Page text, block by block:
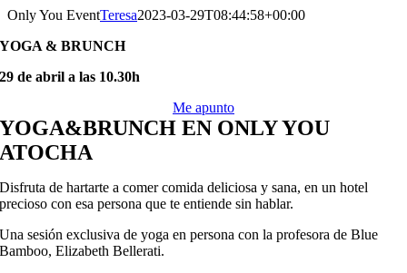
Saltar
contenido
Only You EventTeresa2023-03-29T08:44:58+00:00
YOGA & BRUNCH
29 de abril a las 10.30h
Me apunto
YOGA&BRUNCH EN ONLY YOU
ATOCHA
Disfruta de hartarte a comer comida deliciosa y sana, en un hotel
precioso con esa persona que te entiende sin hablar.
Una sesión exclusiva de yogaen persona con la profesora de Blue
Bamboo, Elizabeth Bellerati.